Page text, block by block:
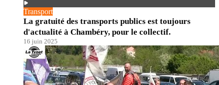
Transport
La gratuité des transports publics est toujours
d'actualité à Chambéry, pour le collectif.
16 juin 2025